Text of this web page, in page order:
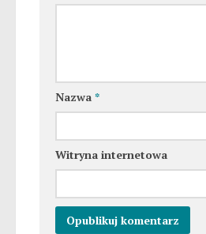
Nazwa *
Witryna internetowa